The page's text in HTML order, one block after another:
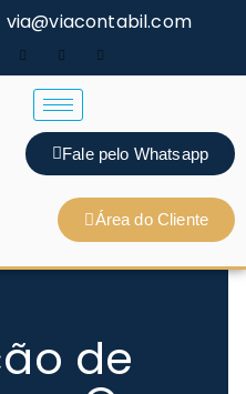
via@viacontabil.com
Fale pelo Whatsapp
Área do Cliente
de